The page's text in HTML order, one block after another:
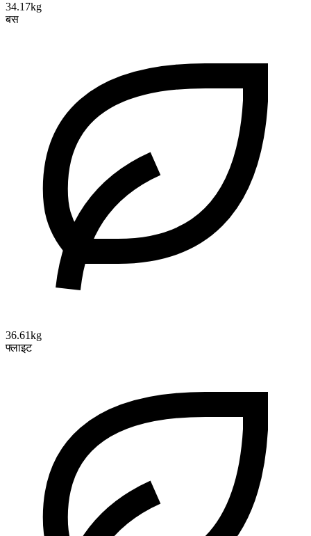
34.17kg
बस
36.61kg
फ्लाइट